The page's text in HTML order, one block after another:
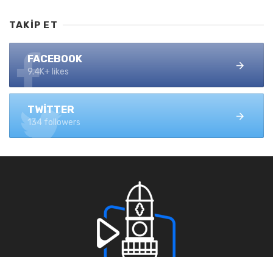
TAKIP ET
FACEBOOK
9.4K+ likes
TWITTER
134 followers